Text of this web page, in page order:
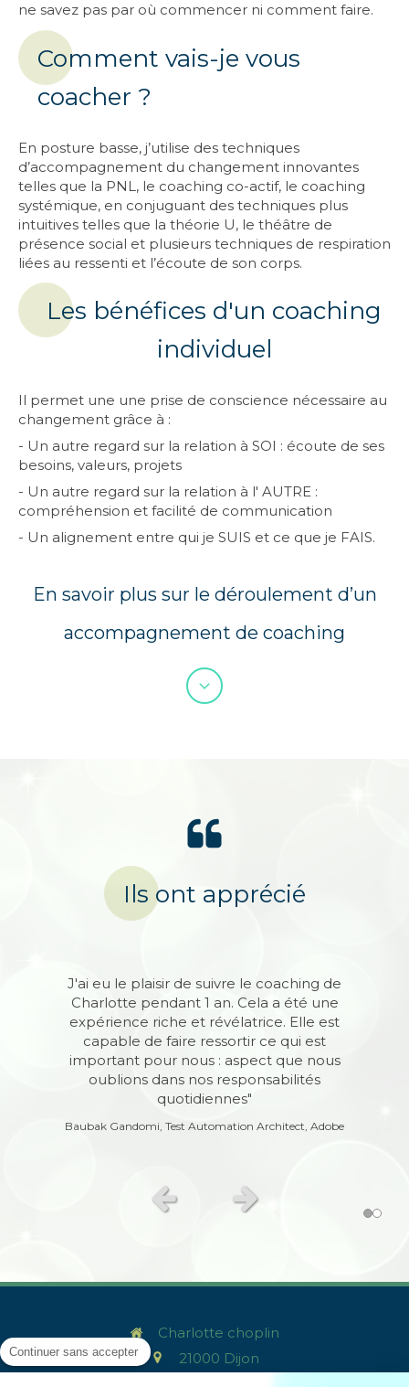
ne savez pas par où commencer ni comment faire.
Comment vais-je vous
coacher ?
En posture basse, j’utilise des techniques
d’accompagnement du changement innovantes
telles que la PNL, le coaching co-actif, le coaching
systémique, en conjuguant des techniques plus
intuitives telles que la théorie U, le théâtre de
présence social et plusieurs techniques de respiration
liées au ressenti et l’écoute de son corps.
Les bénéfices d'un coaching
individuel
Il permet une une prise de conscience nécessaire au
changement grâce à :
- Un autre regard sur la relation à SOI : écoute de ses
besoins, valeurs, projets
- Un autre regard sur la relation à l' AUTRE :
compréhension et facilité de communication
- Un alignement entre qui je SUIS et ce que je FAIS.
En savoir plus sur le déroulement d’un
accompagnement de coaching
Ils ont apprécié
J'ai eu la chance d'avoir des sessions de
coaching avec Charlotte. J'ai trouvé son
approche authentique et efficace.
Charlotte crée l'espace nécessaire pour
que le coaché puisse s'exprimer et trouver
ses propres solutions. Elle a une écoute
profonde et sait intervenir au bon
"l'empowerment" et de "l'awareness": vous
J'ai eu le plaisir de suivre le coaching de
Charlotte pendant 1 an. Cela a été une
expérience riche et révélatrice. Elle est
capable de faire ressortir ce qui est
important pour nous : aspect que nous
oublions dans nos responsabilités
quotidiennes"
Baubak Gandomi, Test Automation Architect, Adobe
Slide précédentSlide suivant
Charlotte choplin
21000 Dijon
Continuer sans accepter